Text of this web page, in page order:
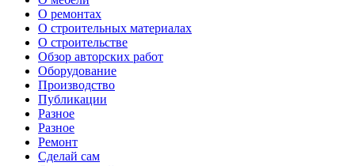
О ремонтах
О строительных материалах
О строительстве
Обзор авторских работ
Оборудование
Производство
Публикации
Разное
Разное
Ремонт
Сделай сам